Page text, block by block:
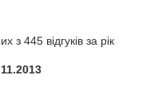
з 445 відгуків за рік